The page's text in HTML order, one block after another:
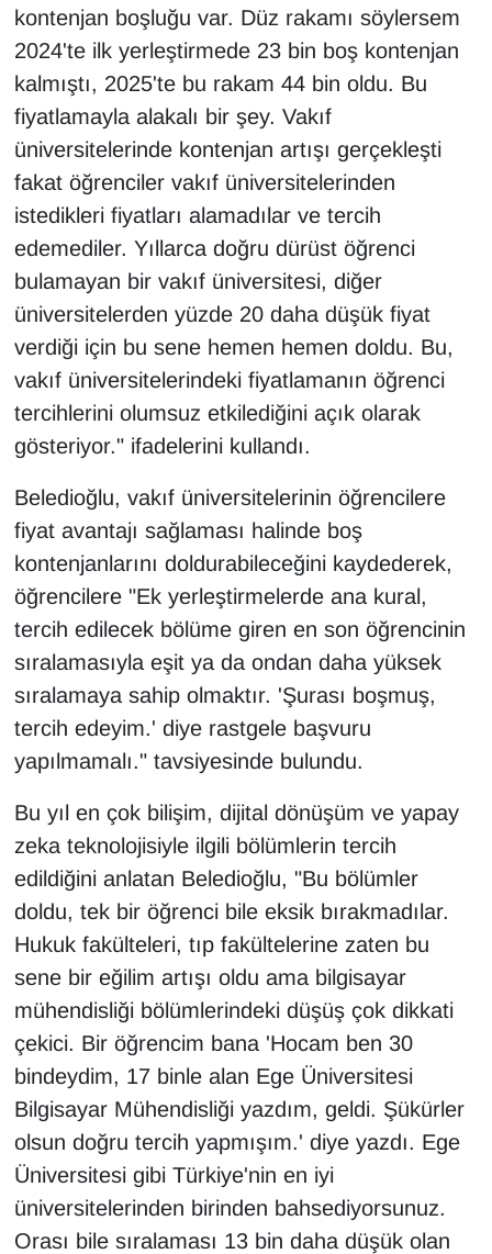
kontenjan boşluğu var. Düz rakamı söylersem
2024'te ilk yerleştirmede 23 bin boş kontenjan
kalmıştı, 2025'te bu rakam 44 bin oldu. Bu
fiyatlamayla alakalı bir şey. Vakıf
üniversitelerinde kontenjan artışı gerçekleşti
fakat öğrenciler vakıf üniversitelerinden
istedikleri fiyatları alamadılar ve tercih
edemediler. Yıllarca doğru dürüst öğrenci
bulamayan bir vakıf üniversitesi, diğer
üniversitelerden yüzde 20 daha düşük fiyat
verdiği için bu sene hemen hemen doldu. Bu,
vakıf üniversitelerindeki fiyatlamanın öğrenci
tercihlerini olumsuz etkilediğini açık olarak
gösteriyor." ifadelerini kullandı.
Beledioğlu, vakıf üniversitelerinin öğrencilere
fiyat avantajı sağlaması halinde boş
kontenjanlarını doldurabileceğini kaydederek,
öğrencilere "Ek yerleştirmelerde ana kural,
tercih edilecek bölüme giren en son öğrencinin
sıralamasıyla eşit ya da ondan daha yüksek
sıralamaya sahip olmaktır. 'Şurası boşmuş,
tercih edeyim.' diye rastgele başvuru
yapılmamalı." tavsiyesinde bulundu.
Bu yıl en çok bilişim, dijital dönüşüm ve yapay
zeka teknolojisiyle ilgili bölümlerin tercih
edildiğini anlatan Beledioğlu, "Bu bölümler
doldu, tek bir öğrenci bile eksik bırakmadılar.
Hukuk fakülteleri, tıp fakültelerine zaten bu
sene bir eğilim artışı oldu ama bilgisayar
mühendisliği bölümlerindeki düşüş çok dikkati
çekici. Bir öğrencim bana 'Hocam ben 30
bindeydim, 17 binle alan Ege Üniversitesi
Bilgisayar Mühendisliği yazdım, geldi. Şükürler
olsun doğru tercih yapmışım.' diye yazdı. Ege
Üniversitesi gibi Türkiye'nin en iyi
üniversitelerinden birinden bahsediyorsunuz.
Orası bile sıralaması 13 bin daha düşük olan